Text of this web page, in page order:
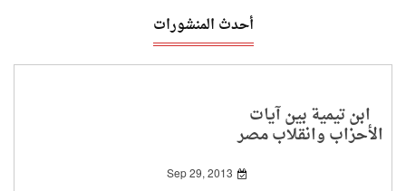
أحدث المنشورات
ابن تيمية بين آيات
الأحزاب وانقلاب مصر
Sep 29, 2013